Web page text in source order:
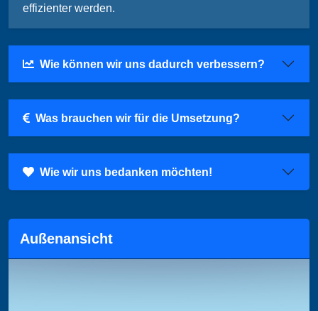
effizienter werden.
Wie können wir uns dadurch verbessern?
Was brauchen wir für die Umsetzung?
Wie wir uns bedanken möchten!
Außenansicht